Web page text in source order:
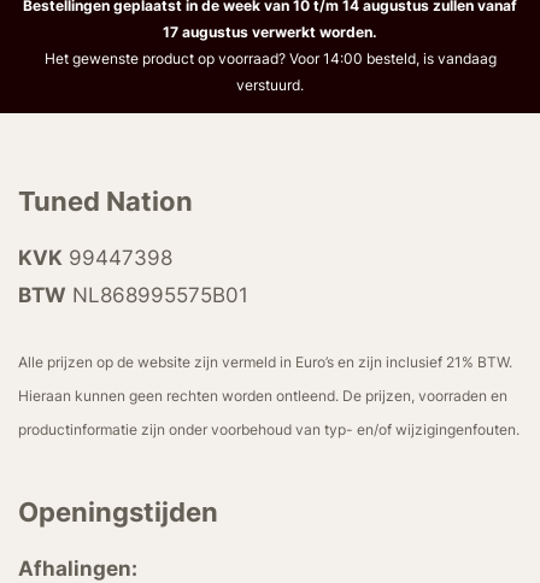
Bestellingen geplaatst in de week van 10 t/m 14 augustus zullen vanaf
17 augustus verwerkt worden.
Het gewenste product op voorraad? Voor 14:00 besteld, is vandaag
verstuurd.
Tuned Nation
KVK 99447398
BTW NL868995575B01
Alle prijzen op de website zijn vermeld in Euro’s en zijn inclusief 21% BTW.
Hieraan kunnen geen rechten worden ontleend. De prijzen, voorraden en
productinformatie zijn onder voorbehoud van typ- en/of wijzigingenfouten.
Openingstijden
Afhalingen: